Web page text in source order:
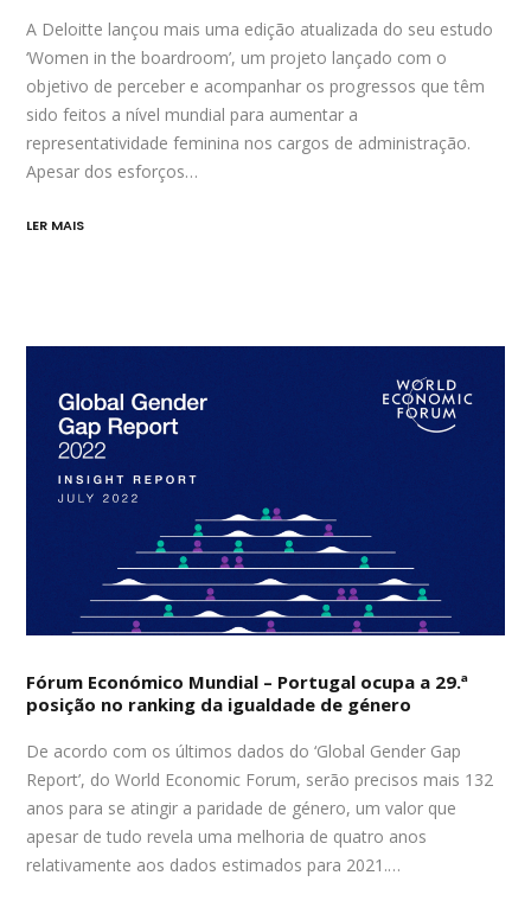
A Deloitte lançou mais uma edição atualizada do seu estudo
‘Women in the boardroom’, um projeto lançado com o
objetivo de perceber e acompanhar os progressos que têm
sido feitos a nível mundial para aumentar a
representatividade feminina nos cargos de administração.
Apesar dos esforços…
LER MAIS
Fórum Económico Mundial – Portugal ocupa a 29.ª
posição no ranking da igualdade de género
De acordo com os últimos dados do ‘Global Gender Gap
Report’, do World Economic Forum, serão precisos mais 132
anos para se atingir a paridade de género, um valor que
apesar de tudo revela uma melhoria de quatro anos
relativamente aos dados estimados para 2021.…